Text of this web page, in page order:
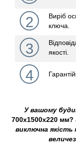
2
Виріб
ключа.
3
якості.
4
У вашому
700х1500х220 мм?
виключна якість